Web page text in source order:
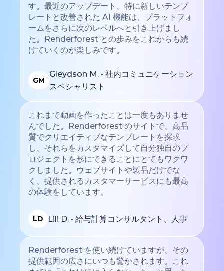
す。最近のアップデート、特に新しいテンプ
レートと改善された AI 機能は、プラットフォ
ームをさらに次のレベルへと引き上げまし
た。Renderforest との歩みをこれからも続
けていくのが楽しみです。
GM
Gleydson M. • 社内コミュニケーション
スペシャリスト
これまで動画を作ったことは一度もありませ
んでした。Renderforest のサイトで、高品
質でクリエイティブなテンプレートを探求
し、それらをカスタマイズして自分独自のプ
ロジェクトを形にできることにとてもワクワ
クしました。ウェブサイトや製品だけでな
く、提供されるカスタマーサービスにも最高
の体験をしています。
LD Lili D. • 給与計算コンサルタント、人事
Renderforest を使い続けていますが、その
提供範囲の広さにいつも驚かされます。これ